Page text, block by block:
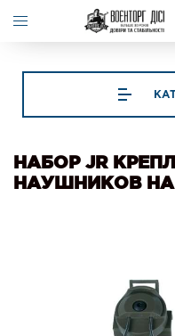
НАБОР JR
НАУШНИКОВ